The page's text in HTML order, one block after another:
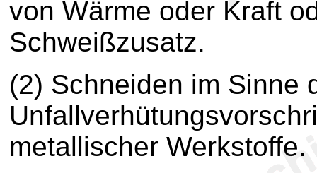
von Wärme oder Kraft
Schweißzusatz.
(2) Schneiden im Sinne
metallischer Werkstoffe.